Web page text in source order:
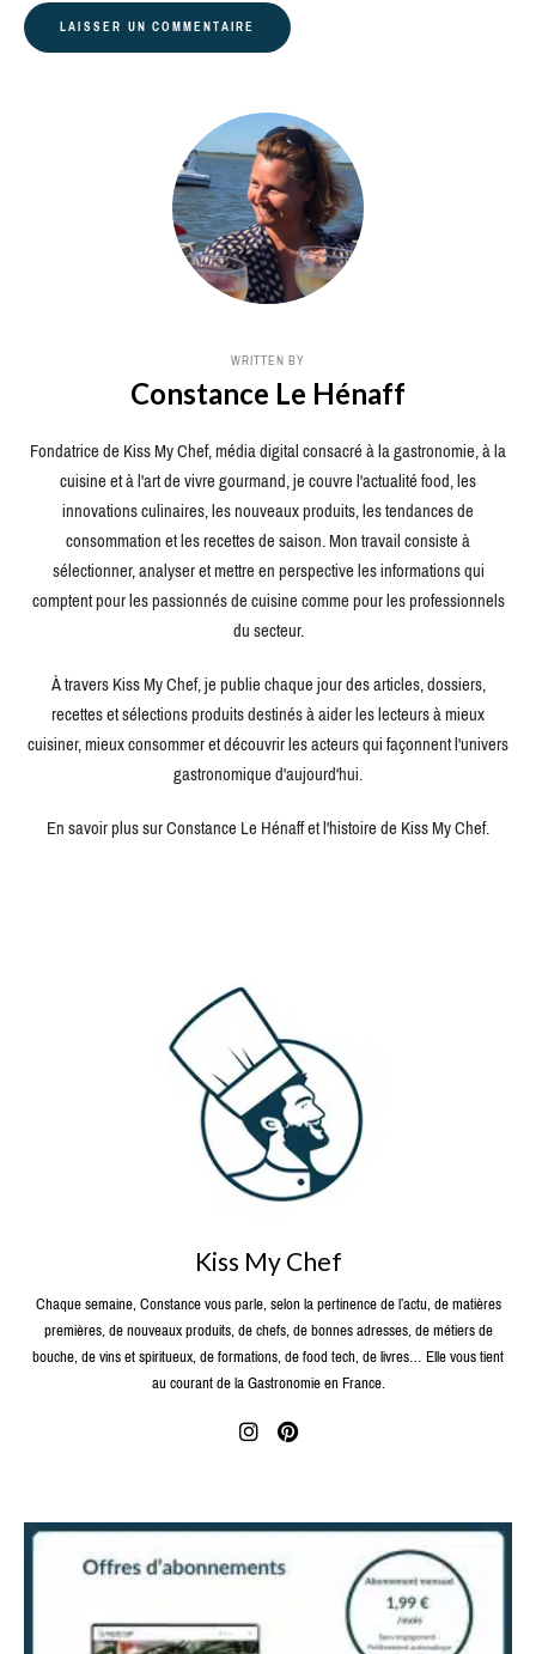
WRITTEN BY
Constance Le Hénaff
Fondatrice de Kiss My Chef, média digital consacré à la gastronomie, à la
cuisine et à l'art de vivre gourmand, je couvre l'actualité food, les
innovations culinaires, les nouveaux produits, les tendances de
consommation et les recettes de saison. Mon travail consiste à
sélectionner, analyser et mettre en perspective les informations qui
comptent pour les passionnés de cuisine comme pour les professionnels
du secteur.
À travers Kiss My Chef, je publie chaque jour des articles, dossiers,
recettes et sélections produits destinés à aider les lecteurs à mieux
cuisiner, mieux consommer et découvrir les acteurs qui façonnent l'univers
gastronomique d'aujourd'hui.
En savoir plus sur Constance Le Hénaff et l'histoire de Kiss My Chef.
Kiss My Chef
Chaque semaine, Constance vous parle, selon la pertinence de l’actu, de matières
premières, de nouveaux produits, de chefs, de bonnes adresses, de métiers de
bouche, de vins et spiritueux, de formations, de food tech, de livres… Elle vous tient
au courant de la Gastronomie en France.